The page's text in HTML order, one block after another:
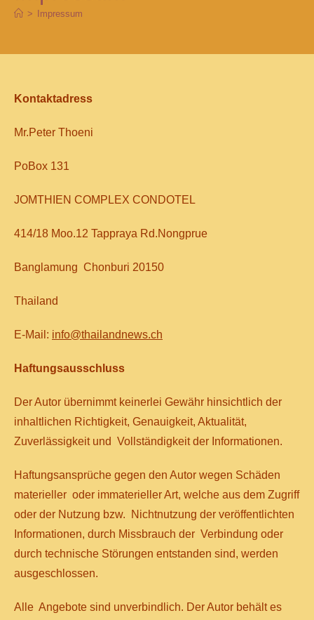
> Impressum
Kontaktadress
Mr.Peter Thoeni
PoBox 131
JOMTHIEN COMPLEX CONDOTEL
414/18 Moo.12 Tappraya Rd.Nongprue
Banglamung Chonburi 20150
Thailand
E-Mail: info@thailandnews.ch
Haftungsausschluss
Der Autor übernimmt keinerlei Gewähr hinsichtlich der
inhaltlichen Richtigkeit, Genauigkeit, Aktualität,
Zuverlässigkeit und Vollständigkeit der Informationen.
Haftungsansprüche gegen den Autor wegen Schäden
materieller oder immaterieller Art, welche aus dem Zugriff
oder der Nutzung bzw. Nichtnutzung der veröffentlichten
Informationen, durch Missbrauch der Verbindung oder
durch technische Störungen entstanden sind, werden
ausgeschlossen.
Alle Angebote sind unverbindlich. Der Autor behält es